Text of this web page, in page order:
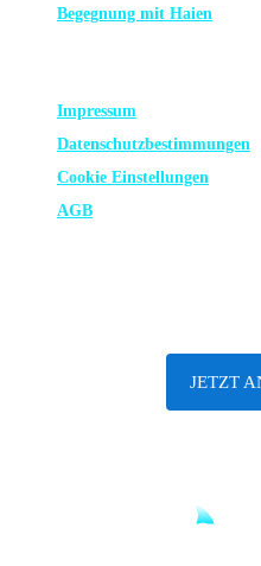
Begegnung mit Haien
Impressum
Datenschutz­bestimmungen
Cookie Einstellungen
AGB
JETZT